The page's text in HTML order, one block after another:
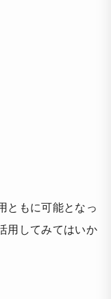
ともに可能となっ
用してみてはいか